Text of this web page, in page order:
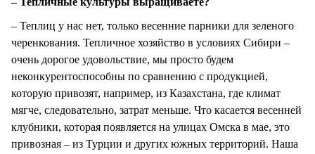
– Теплиц у нас нет, только весенние парники для зеленого
черенкования. Тепличное хозяйство в условиях Сибири –
очень дорогое удовольствие, мы просто будем
неконкурентоспособны по сравнению с продукцией,
которую привозят, например, из Казахстана, где климат
мягче, следовательно, затрат меньше. Что касается весенней
клубники, которая появляется на улицах Омска в мае, это
привозная – из Турции и других южных территорий. Наша